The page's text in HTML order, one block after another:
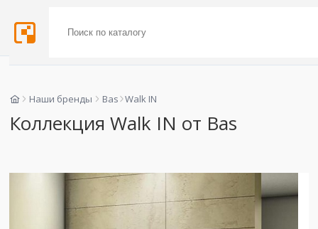
Наши бренды Bas Walk IN
Коллекция Walk IN от Bas